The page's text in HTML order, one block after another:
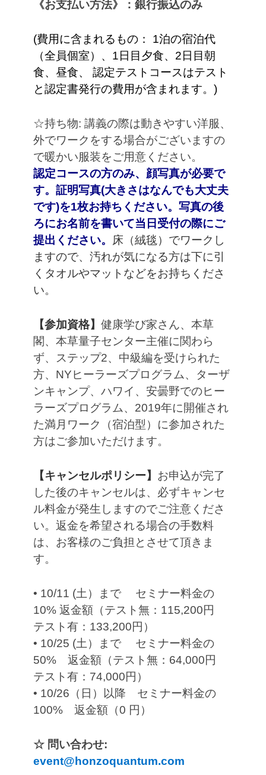
《お支払い方法》：銀行振込のみ
(費用に含まれるもの： 1泊の宿泊代
（全員個室）、1日目夕食、 2日目朝
食、昼食、 認定テストコースはテスト
と認定書発行の費用が含まれます。)
☆持ち物: 講義の際は動きやすい洋服、
外でワークをする場合がございますの
で暖かい服装をご用意ください。
認定コースの方のみ、顔写真が必要で
す。証明写真(大きさはなんでも大丈夫
です)を1枚お持ちください。写真の後
ろにお名前を書いて当日受付の際にご
提出ください。 床（絨毯）でワークし
ますので、汚れが気になる方は下に引
くタオルやマットなどをお持ちくださ
い。
【参加資格】 健康学び家さん、本草
閣、本草量子センター主催に関わら
ず、ステップ2、中級編を受けられた
方、NYヒーラーズプログラム、ターザ
ンキャンプ、ハワイ、安曇野でのヒー
ラーズプログラム、2019年に開催され
た満月ワーク（宿泊型）に参加された
方はご参加いただけます。
【キャンセルポリシー】 お申込が完了
した後のキャンセルは、必ずキャンセ
ル料金が発生しますのでご注意くださ
い。返金を希望される場合の手数料
は、お客様のご負担とさせて頂きま
す。
• 10/11 (土）まで セミナー料金の
10% 返金額（テスト無：115,200円
テスト有：133,200円）
• 10/25 (土）まで セミナー料金の
50% 返金額（テスト無：64,000円
テスト有：74,000円）
• 10/26（日）以降 セミナー料金の
100% 返金額（0 円）
☆ 問い合わせ:
event@honzoquantum.com